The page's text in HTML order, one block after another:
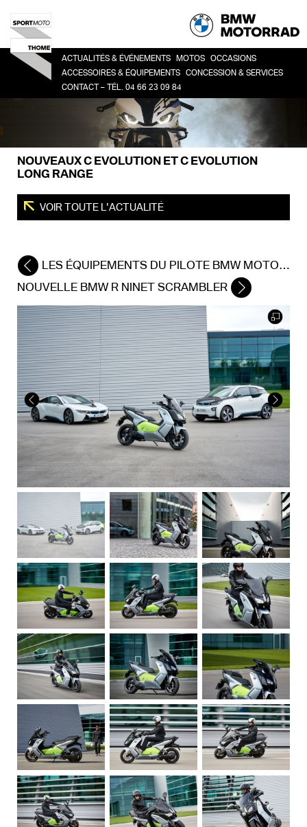
ACTUALITÉS & ÉVÉNEMENTS MOTOS
SPORT
ADVENTURE
TOUR
OCCASIONS
ACCESSOIRES & ÉQUIPEMENTS
ACCESSOIRES
ÉQUIPEMENT DU PILOTE
CONCESSION & SERVICES
LA CONCESSION
DEMANDE DE RDV ATELIER
FINANCEMENT
CONTACT – TÉL. 04 66 23 09 84
NOUVEAUX C EVOLUTION ET C EVOLUTION
LONG RANGE
VOIR TOUTE L'ACTUALITÉ
LES ÉQUIPEMENTS DU PILOTE BMW MOTORRAD 2017
NOUVELLE BMW R NINET SCRAMBLER